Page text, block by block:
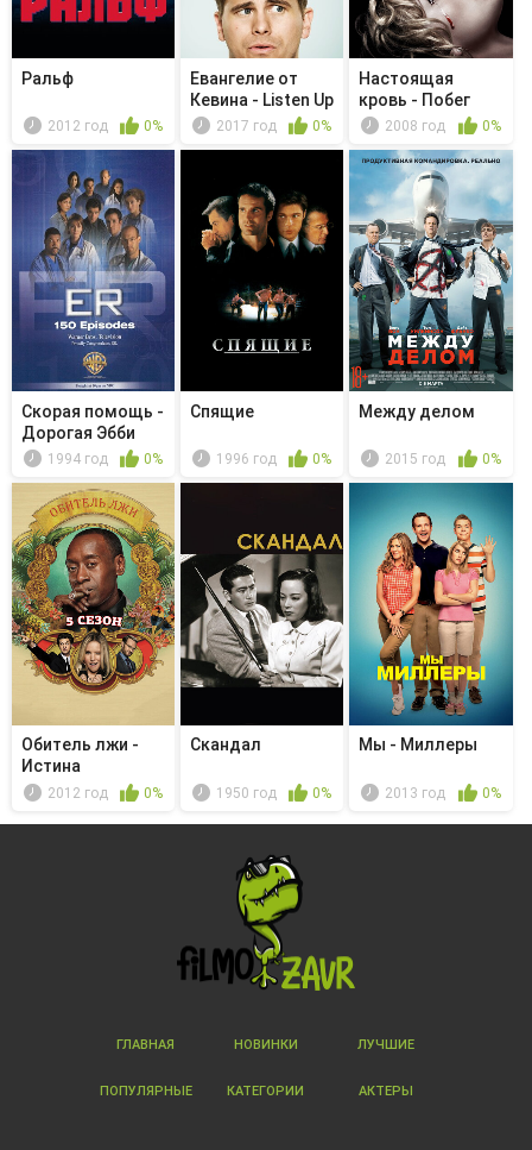
Ральф
2012 год 0%
Евангелие от
Кевина - Listen Up
2017 год 0%
Настоящая
кровь - Побег
2008 год 0%
Скорая помощь -
Дорогая Эбби
1994 год 0%
Спящие
1996 год 0%
Между делом
2015 год 0%
Обитель лжи -
Истина
2012 год 0%
Скандал
1950 год 0%
Мы - Миллеры
2013 год 0%
ГЛАВНАЯ НОВИНКИ ЛУЧШИЕ
ПОПУЛЯРНЫЕ КАТЕГОРИИ АКТЕРЫ